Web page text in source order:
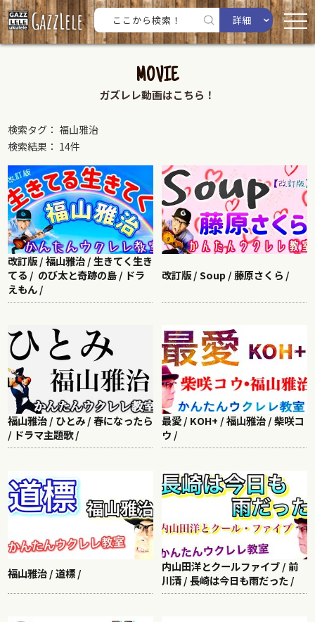
詳細
MOVIE
ガズレレ動画はこちら！
検索タグ： 福山雅治
検索結果： 14件
改訂版 / 福山雅治 / 生きてく生き
てる / のび太と奇跡の島 / ドラ
えもん /
改訂版 / Soup / 藤原さくら /
福山雅治 / ひとみ / 春になったら
/ ドラマ主題歌 /
最愛 / KOH+ / 福山雅治 / 柴咲コ
ウ /
福山雅治 / 道標 /
内山田洋とクールファイブ / 前
川清 / 長崎は今日も雨だった /